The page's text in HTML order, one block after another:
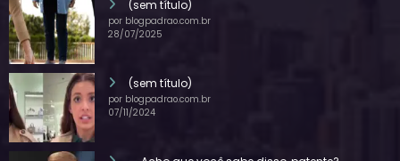
(sem título)
por blogpadrao.com.br
(sem título)
por blogpadrao.com.br